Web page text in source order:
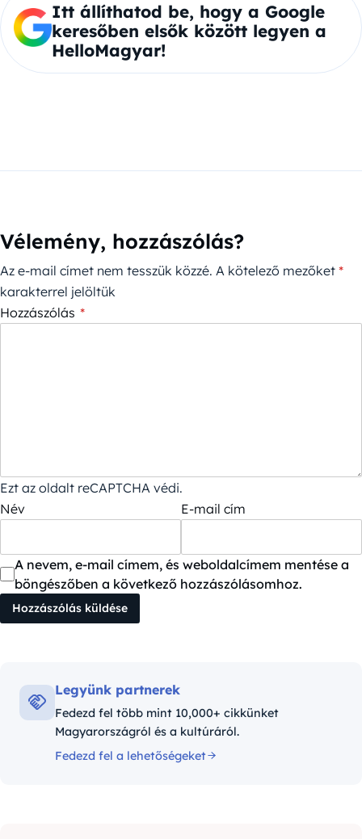
Itt állíthatod be, hogy a Google
keresőben elsők között legyen a
HelloMagyar!
Vélemény, hozzászólás?
Az e-mail címet nem tesszük közzé. A kötelező mezőket *
karakterrel jelöltük
Hozzászólás *
Ezt az oldalt reCAPTCHA védi.
Név
E-mail cím
A nevem, e-mail címem, és weboldalcímem mentése a
böngészőben a következő hozzászólásomhoz.
Legyünk partnerek
Fedezd fel több mint 10,000+ cikkünket
Magyarországról és a kultúráról.
Fedezd fel a lehetőségeket